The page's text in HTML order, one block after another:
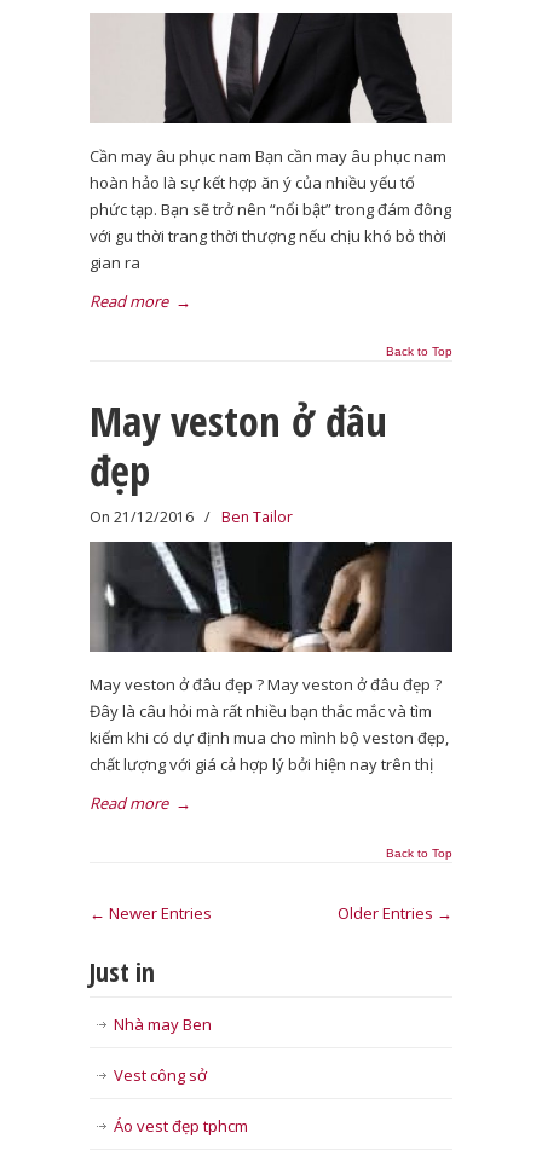
Cần may âu phục nam Bạn cần may âu phục nam
hoàn hảo là sự kết hợp ăn ý của nhiều yếu tố
phức tạp. Bạn sẽ trở nên “nổi bật” trong đám đông
với gu thời trang thời thượng nếu chịu khó bỏ thời
gian ra
Read more →
Back to Top
May veston ở đâu
đẹp
On 21/12/2016 / Ben Tailor
May veston ở đâu đẹp ? May veston ở đâu đẹp ?
Đây là câu hỏi mà rất nhiều bạn thắc mắc và tìm
kiếm khi có dự định mua cho mình bộ veston đẹp,
chất lượng với giá cả hợp lý bởi hiện nay trên thị
Read more →
Back to Top
← Newer Entries Older Entries →
Just in
Nhà may Ben
Vest công sở
Áo vest đẹp tphcm